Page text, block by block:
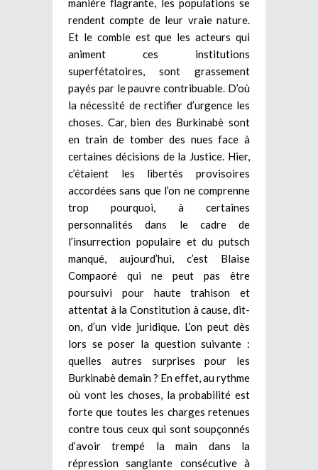
rendent compte de leur vraie nature.
Et le comble est que les acteurs qui
animent ces institutions
superfétatoires, sont grassement
payés par le pauvre contribuable. D’où
la nécessité de rectifier d’urgence les
choses. Car, bien des Burkinabè sont
en train de tomber des nues face à
certaines décisions de la Justice. Hier,
c’étaient les libertés provisoires
accordées sans que l’on ne comprenne
trop pourquoi, à certaines
personnalités dans le cadre de
l’insurrection populaire et du putsch
manqué, aujourd’hui, c’est Blaise
Compaoré qui ne peut pas être
poursuivi pour haute trahison et
attentat à la Constitution à cause, dit-
on, d’un vide juridique. L’on peut dès
lors se poser la question suivante :
quelles autres surprises pour les
Burkinabè demain ? En effet, au rythme
où vont les choses, la probabilité est
forte que toutes les charges retenues
contre tous ceux qui sont soupçonnés
d’avoir trempé la main dans la
répression sanglante consécutive à